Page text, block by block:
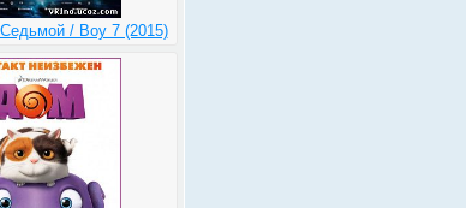
/ Boy 7 (2015)